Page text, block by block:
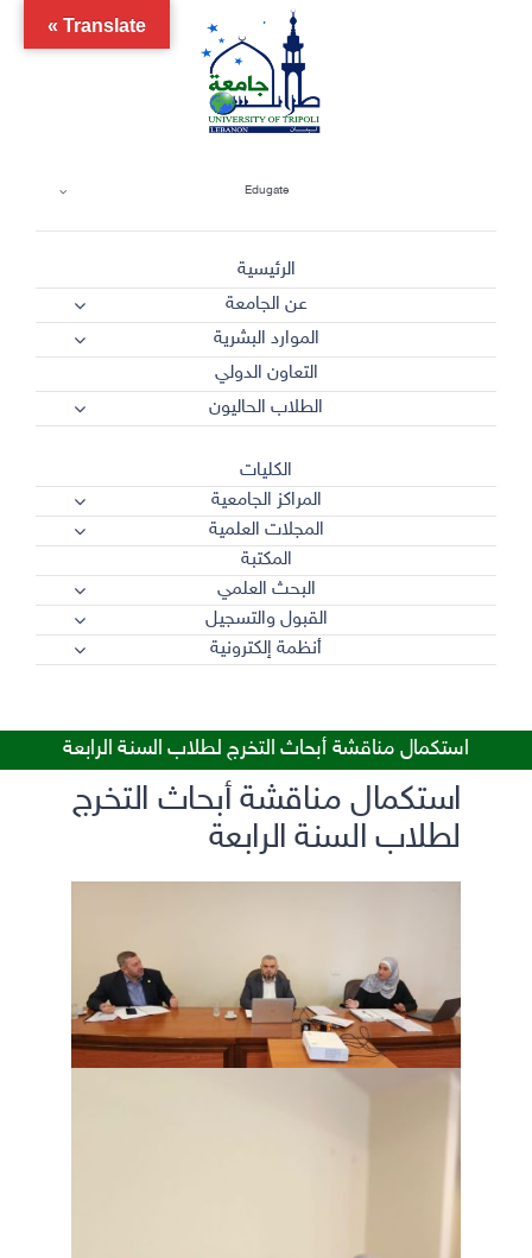
Edugate
الرئيسية
عن الجامعة
الموارد البشرية
التعاون الدولي
الطلاب الحاليون
الكليات
المراكز الجامعية
المجلات العلمية
المكتبة
البحث العلمي
القبول والتسجيل
أنظمة إلكترونية
استكمال مناقشة أبحاث التخرج لطلاب السنة الرابعة
استكمال مناقشة أبحاث التخرج
لطلاب السنة الرابعة
Translate »